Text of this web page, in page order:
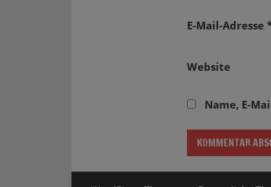
E-Mail-Adresse
Website
Name, E-